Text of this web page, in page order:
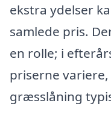
ekstra ydelser
samlede pris.
en rolle; i
priserne
græsslåning